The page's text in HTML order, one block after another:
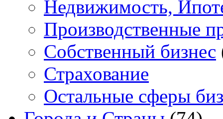
Недвижимость,
Производственные
Собственный бизнес
Страхование
Остальные сферы